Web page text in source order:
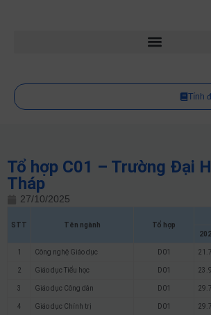
Tính
Tổ hợp C01 – Trường Đại
Tháp
27/10/2025
STT Tên ngành Tổ hợp
1 Công nghệ Giáo dục D01
2 Giáo dục Tiểu học D01
3 Giáo dục Công dân D01
4 Giáo dục Chính trị D01